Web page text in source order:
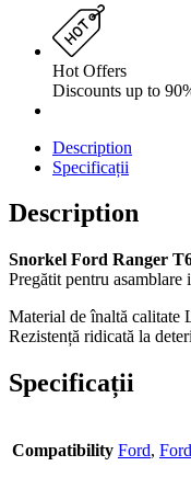
Hot Offers
Discounts up to
Description
Specificații
Description
Snorkel Ford Ranger
Pregătit pentru asamblare
Material de înaltă calitate
Rezistență ridicată la
Specificații
Compatibility Ford,